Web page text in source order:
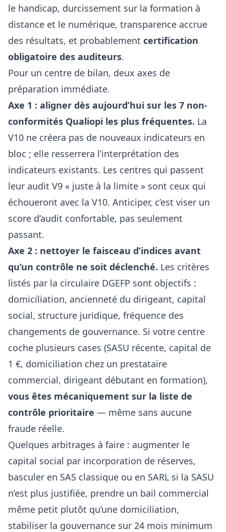
le handicap, durcissement sur la formation à
distance et le numérique, transparence accrue
des résultats, et probablement certification
obligatoire des auditeurs.
Pour un centre de bilan, deux axes de
préparation immédiate.
Axe 1 : aligner dès aujourd’hui sur les 7 non-
conformités Qualiopi les plus fréquentes. La
V10 ne créera pas de nouveaux indicateurs en
bloc ; elle resserrera l’interprétation des
indicateurs existants. Les centres qui passent
leur audit V9 « juste à la limite » sont ceux qui
échoueront avec la V10. Anticiper, c’est viser un
score d’audit confortable, pas seulement
passant.
Axe 2 : nettoyer le faisceau d’indices avant
qu’un contrôle ne soit déclenché. Les critères
listés par la circulaire DGEFP sont objectifs :
domiciliation, ancienneté du dirigeant, capital
social, structure juridique, fréquence des
changements de gouvernance. Si votre centre
coche plusieurs cases (SASU récente, capital de
1 €, domiciliation chez un prestataire
commercial, dirigeant débutant en formation),
vous êtes mécaniquement sur la liste de
contrôle prioritaire — même sans aucune
fraude réelle.
Quelques arbitrages à faire : augmenter le
capital social par incorporation de réserves,
basculer en SAS classique ou en SARL si la SASU
n’est plus justifiée, prendre un bail commercial
même petit plutôt qu’une domiciliation,
stabiliser la gouvernance sur 24 mois minimum